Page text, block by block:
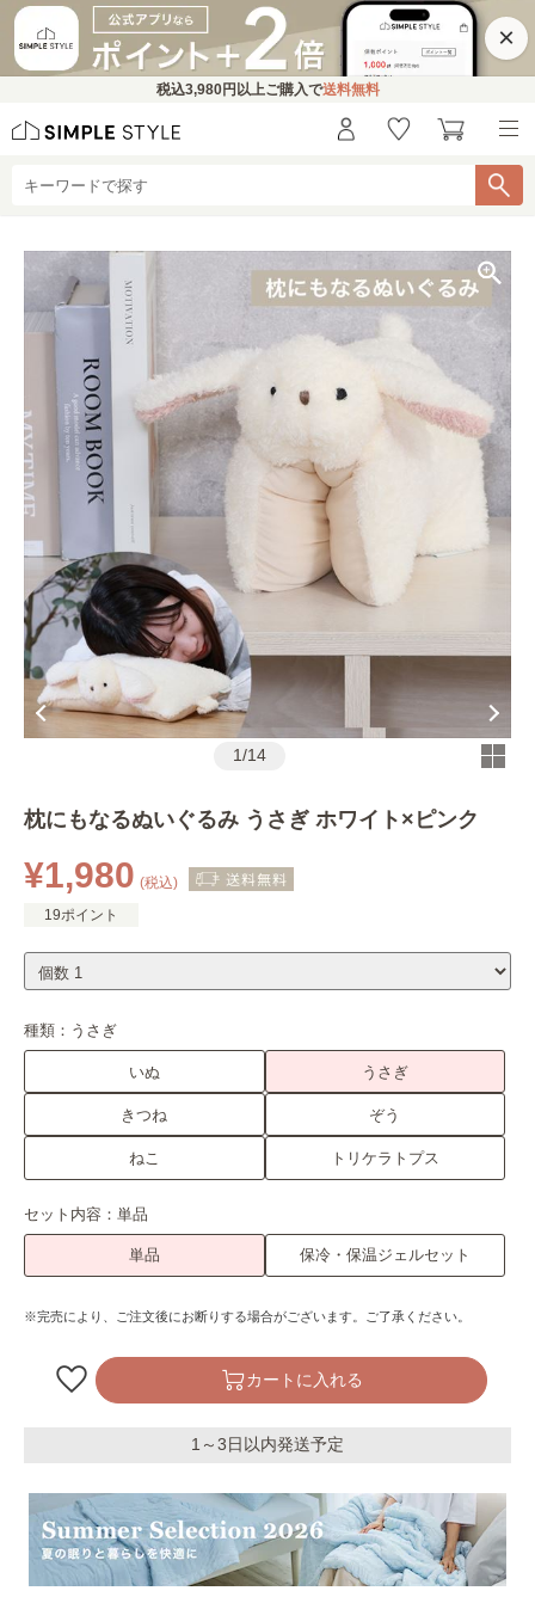
×
税込3,980円 以上ご購入で送料無料
1/14
枕にもなるぬいぐるみ うさぎ ホワイト×ピンク
¥1,980 (税込)
19ポイント
種類： うさぎ
いぬ うさぎ
きつね ぞう
ねこ トリケラトプス
セット内容： 単品
単品 保冷・保温ジェルセット
※完売により、ご注文後にお断りする場合がございます。ご了承ください。
カートに入れる
1～3日以内発送予定